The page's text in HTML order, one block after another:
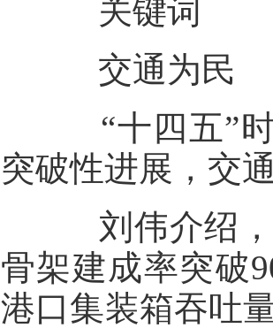
关键词
交通为民
“十四五”时
突破性进展，交
刘伟介绍，
骨架建成率突破
港口集装箱吞吐